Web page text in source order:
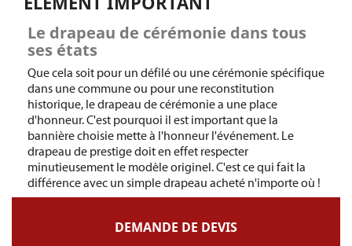
Le drapeau de cérémonie dans tous
ses états
Que cela soit pour un défilé ou une cérémonie spécifique
dans une commune ou pour une reconstitution
historique, le drapeau de cérémonie a une place
d'honneur. C'est pourquoi il est important que la
bannière choisie mette à l'honneur l'événement. Le
drapeau de prestige doit en effet respecter
minutieusement le modèle originel. C'est ce qui fait la
différence avec un simple drapeau acheté n'importe où !
DEMANDE DE DEVIS